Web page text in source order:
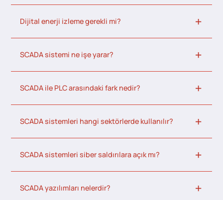
Dijital enerji izleme gerekli mi?
SCADA sistemi ne işe yarar?
SCADA ile PLC arasındaki fark nedir?
SCADA sistemleri hangi sektörlerde kullanılır?
SCADA sistemleri siber saldırılara açık mı?
SCADA yazılımları nelerdir?